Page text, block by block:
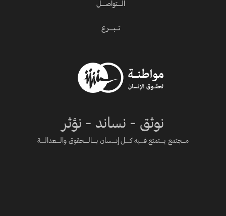
نوثق - نساند - نؤثر
مـــجتمع يــــتمتع فــــيه كــــل إنــــسان بــــالــــحقوق والــــعدالــــة
الــــتواصــــل
تـــبــــرع